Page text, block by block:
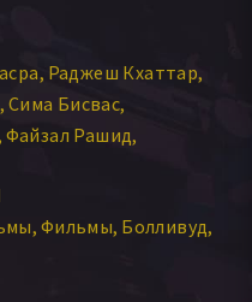
Раджеш Кхаттар
Сима Бисвас
Файзал Рашид
Santosh
Фильмы Болливуд